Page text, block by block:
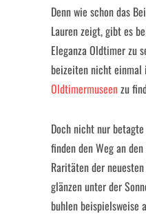
Denn wie schon das
Lauren zeigt, gibt es
Eleganza Oldtimer zu
beizeiten nicht einmal
Oldtimermuseenzu
Doch nicht nur
finden den Weg an
Raritäten der
glänzen unter der
buhlen beispielsweise